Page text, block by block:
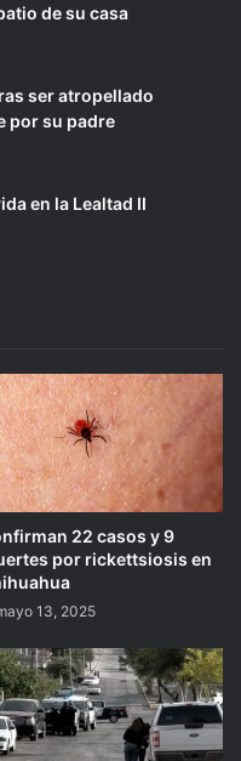
de su casa
ser atropellado
por su padre
en la Lealtad II
22 casos y 9
por rickettsiosis en
13, 2025